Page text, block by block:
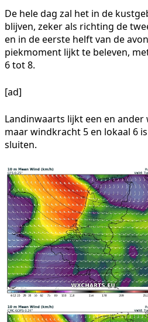
De hele dag zal het in de
blijven, zeker als richting de
en in de eerste helft van de
piekmoment lijkt te beleven,
6 tot 8.
[ad]
Landinwaarts lijkt een en ander
maar windkracht 5 en lokaal 6
sluiten.